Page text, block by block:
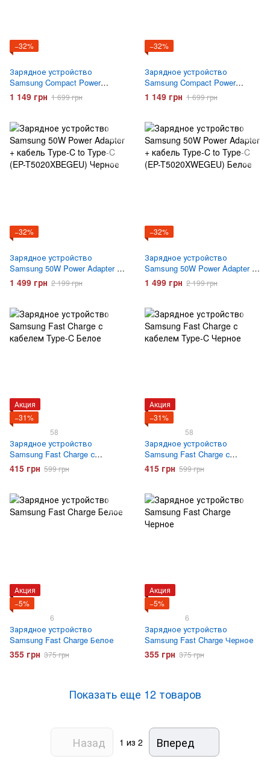
−32%
Зарядное устройство
Samsung Compact Power
Adapter 45W + кабель Type-C
to Type-C (EP-T4511XBEGEU)
1 149 грн 1 699 грн
−32%
Зарядное устройство
Samsung Compact Power
Adapter 45W + кабель Type-C
to Type-C (EP-T4511XWEGEU)
1 149 грн 1 699 грн
−32%
Зарядное устройство
Samsung 50W Power Adapter +
кабель Type-C to Type-C (EP-
T5020XBEGEU) Черное
1 499 грн 2 199 грн
−32%
Зарядное устройство
Samsung 50W Power Adapter +
кабель Type-C to Type-C (EP-
T5020XWEGEU) Белое
1 499 грн 2 199 грн
Акция
−31%
58
Зарядное устройство
Samsung Fast Charge с
кабелем Type-C Белое
415 грн 599 грн
Акция
−31%
58
Зарядное устройство
Samsung Fast Charge с
кабелем Type-C Черное
415 грн 599 грн
Акция
−5%
6
Зарядное устройство
Samsung Fast Charge Белое
355 грн 375 грн
Акция
−5%
6
Зарядное устройство
Samsung Fast Charge Черное
355 грн 375 грн
Показать еще 12 товаров
Назад 1 из 2 Вперед